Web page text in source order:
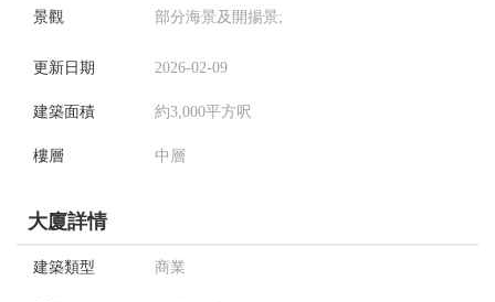
景觀 部分海景及開揚景;
更新日期 2026-02-09
建築面積 約3,000平方呎
樓層 中層
大廈詳情
建築類型 商業